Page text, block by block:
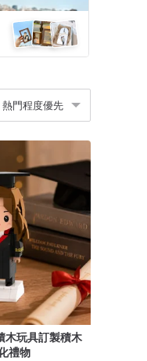
熱門程度優先
木玩具訂製積木
禮物